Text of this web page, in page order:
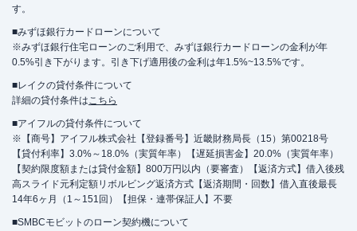
す。
■みずほ銀行カードローンについて
※みずほ銀行住宅ローンのご利用で、みずほ銀行カードローンの金利が年
0.5%引き下がります。引き下げ適用後の金利は年1.5%~13.5%です。
■レイクの貸付条件について
詳細の貸付条件はこちら
■アイフルの貸付条件について
※【商号】アイフル株式会社【登録番号】近畿財務局長（15）第00218号
【貸付利率】3.0%～18.0%（実質年率）【遅延損害金】20.0%（実質年率）
【契約限度額または貸付金額】800万円以内（要審査）【返済方式】借入後残
高スライド元利定額リボルビング返済方式【返済期間・回数】借入直後最長
14年6ヶ月（1～151回）【担保・連帯保証人】不要
■SMBCモビットのローン契約機について